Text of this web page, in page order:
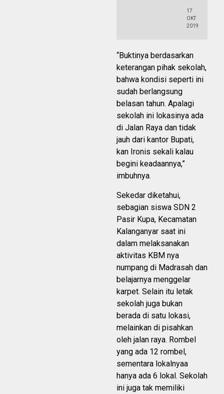
17
OKT
2019
“Buktinya berdasarkan
keterangan pihak sekolah,
bahwa kondisi seperti ini
sudah berlangsung
belasan tahun. Apalagi
sekolah ini lokasinya ada
di Jalan Raya dan tidak
jauh dari kantor Bupati,
kan Ironis sekali kalau
begini keadaannya,”
imbuhnya.
Sekedar diketahui,
sebagian siswa SDN 2
Pasir Kupa, Kecamatan
Kalanganyar saat ini
dalam melaksanakan
aktivitas KBM nya
numpang di Madrasah dan
belajarnya menggelar
karpet. Selain itu letak
sekolah juga bukan
berada di satu lokasi,
melainkan di pisahkan
oleh jalan raya. Rombel
yang ada 12 rombel,
sementara lokalnyaa
hanya ada 6 lokal. Sekolah
ini juga tak memiliki